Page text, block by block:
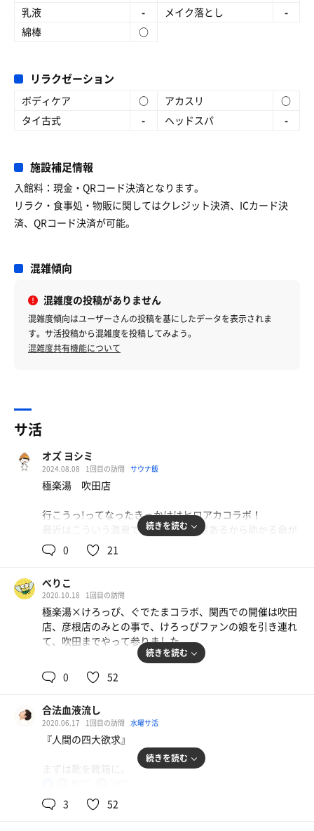
乳液
- メイク落とし
-
綿棒
○
リラクゼーション
ボディケア ○ アカスリ
○
タイ古式
- ヘッドスパ -
施設補足情報
入館料：現金・QRコード決済となります。
リラク・食事処・物販に関してはクレジット決済、ICカード決
済、QRコード決済が可能。
混雑傾向
混雑度の投稿がありません
混雑度傾向はユーザーさんの投稿を基にしたデータを表示されま
す。サ活投稿から混雑度を投稿してみよう。
混雑度共有機能について
サ活
オズ ヨシミ
2024.08.08 1回目の訪問 サウナ飯
極楽湯 吹田店
行こうっ!ってなったきっかけはヒロアカコラボ！
最近はこういう温泉でもアニメコラボあるから助かる命が
ここにある笑
極楽湯さんは他にもいろんなアニメコラボやられてるみた
グッズの品揃え、温泉、パネル展示、コラボ飯と
徹底的ですんばらしいっ！！
【よきよきポイント３！】
電気風呂ではございません笑 黄色な見た目してるん
ですけどなんだ！！！
なんの匂いだろ？？
すごいいい匂い！！！お花みたい
こういうコラボってあんまり期待してなかったけど大
続きを読む
0 21
べりこ
2020.10.18 1回目の訪問
極楽湯×けろっぴ、ぐでたまコラボ、関西での開催は吹田
店、彦根店のみとの事で、けろっぴファンの娘を引き連れ
て、吹田までやって参りました。
まずけろっぴコラボメニューのご飯を食べてご満悦。
食堂のめっちゃデカいプロジェクターで阪神戦を放送して
ろ。」と安心してお風呂に。
露天風呂ゾーンがとても広い！
寝転び椅子が4つも！ 寝転び風呂もある！
隙にミストサウナに。
続きを読む
0 52
合法血液流し
2020.06.17 1回目の訪問 水曜サ活
『人間の四大欲求』
まずは靴を靴箱に。
今日訪れたのは水曜日の仕事終わりに阪急正雀駅で途中下
車、歩いて5分ほどの極楽湯吹田店。
続きを読む
3 52